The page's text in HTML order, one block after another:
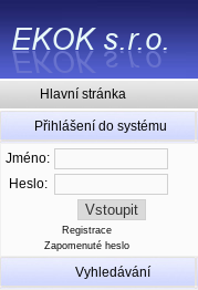
Hlavní stránka
Přihlášení do systému
Jméno:
Heslo:
Registrace
Zapomenuté heslo
Vyhledávání